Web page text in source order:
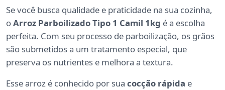
Se você busca qualidade e praticidade na sua cozinha,
oArroz Parboilizado Tipo 1 Camil 1kg é a escolha
perfeita. Com seu processo de parboilização, os grãos
são submetidos a um tratamento especial, que
preserva os nutrientes e melhora a textura.
Esse arroz é conhecido por sua cocção rápida e